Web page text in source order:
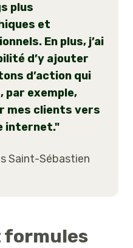
plus
et
En plus, j’ai
d’y ajouter
d’action qui
par exemple,
mes clients vers
internet."
Saint-Sébastien
formules